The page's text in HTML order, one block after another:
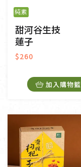
純素
甜河谷生技
蓮子
$260
加入購物籃